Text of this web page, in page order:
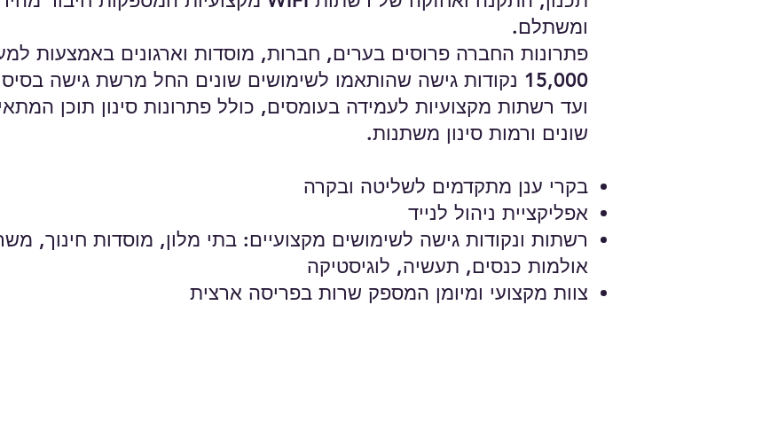
ומשתלם.
פתרונות החברה פרוסים בערים, חברות, מוסדות וארגונים באמצעות
15,000 נקודות גישה שהותאמו לשימושים שונים החל מרשת גישה
ועד רשתות מקצועיות לעמידה בעומסים, כולל פתרונות סינון תוכן
שונים ורמות סינון משתנות.
בקרי ענן מתקדמים לשליטה ובקרה
אפליקציית ניהול לנייד
רשתות ונקודות גישה לשימושים מקצועיים: בתי מלון, מוסדות חינוך,
אולמות כנסים, תעשיה, לוגיסטיקה
צוות מקצועי ומיומן המספק שרות בפריסה ארצית